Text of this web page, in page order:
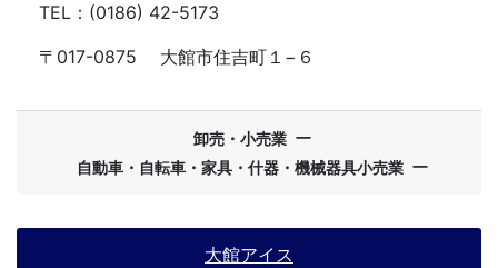
TEL：(0186) 42-5173
〒017-0875
大館市住吉町１−６
卸売・小売業 ー
自動車・自転車・家具・什器・機械器具小売業 ー
大館アイス